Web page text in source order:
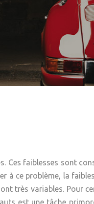
Ces faiblesses sont
à ce problème, la
très variables. Pour
est une tâche